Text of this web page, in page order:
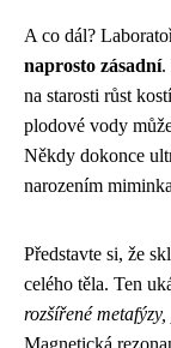
A co dál?
naprosto zásadní.
na starosti růst
plodové vody
Někdy dokonce
narozením
Představte si, že
celého těla. Ten
rozšířené